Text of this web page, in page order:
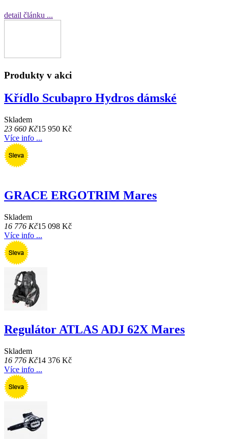
detail článku ...
Produkty v akci
Křídlo Scubapro Hydros dámské
Skladem
23 660 Kč15 950 Kč
Více info ...
GRACE ERGOTRIM Mares
Skladem
16 776 Kč15 098 Kč
Více info ...
Regulátor ATLAS ADJ 62X Mares
Skladem
16 776 Kč14 376 Kč
Více info ...